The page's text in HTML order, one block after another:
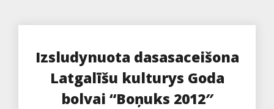
Izsludynuota dasasaceišona
Latgalīšu kulturys Goda
bolvai “Boņuks 2012″